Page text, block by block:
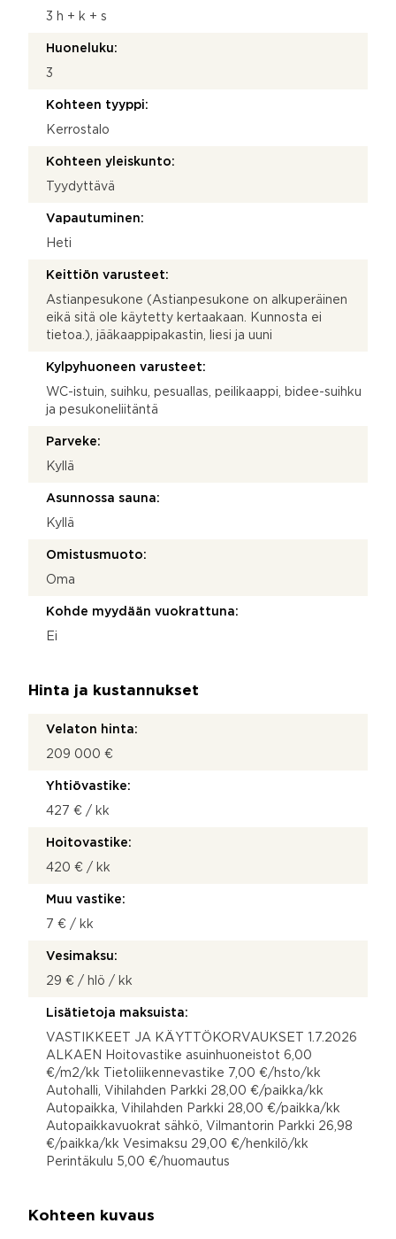
3 h + k + s
Huoneluku:
3
Kohteen tyyppi:
Kerrostalo
Kohteen yleiskunto:
Tyydyttävä
Vapautuminen:
Heti
Keittiön varusteet:
Astianpesukone (Astianpesukone on alkuperäinen
eikä sitä ole käytetty kertaakaan. Kunnosta ei
tietoa.), jääkaappipakastin, liesi ja uuni
Kylpyhuoneen varusteet:
WC-istuin, suihku, pesuallas, peilikaappi, bidee-suihku
ja pesukoneliitäntä
Parveke:
Kyllä
Asunnossa sauna:
Kyllä
Omistusmuoto:
Oma
Kohde myydään vuokrattuna:
Ei
Hinta ja kustannukset
Velaton hinta:
209 000 €
Yhtiövastike:
427 € / kk
Hoitovastike:
420 € / kk
Muu vastike:
7 € / kk
Vesimaksu:
29 € / hlö / kk
Lisätietoja maksuista:
VASTIKKEET JA KÄYTTÖKORVAUKSET 1.7.2026
ALKAEN Hoitovastike asuinhuoneistot 6,00
€/m2/kk Tietoliikennevastike 7,00 €/hsto/kk
Autohalli, Vihilahden Parkki 28,00 €/paikka/kk
Autopaikka, Vihilahden Parkki 28,00 €/paikka/kk
Autopaikkavuokrat sähkö, Vilmantorin Parkki 26,98
€/paikka/kk Vesimaksu 29,00 €/henkilö/kk
Perintäkulu 5,00 €/huomautus
Kohteen kuvaus